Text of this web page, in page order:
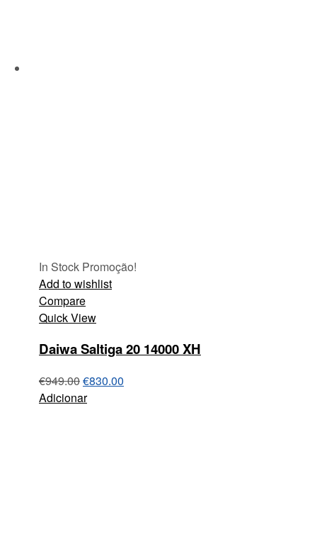
In Stock Promoção!
Add to wishlist
Compare
Quick View
Daiwa Saltiga 20 14000 XH
€949.00€830.00
Adicionar